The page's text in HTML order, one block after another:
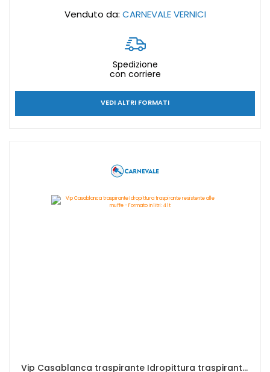
Venduto da: CARNEVALE VERNICI
Spedizione
con corriere
VEDI ALTRI FORMATI
Vip Casablanca traspirante Idropittura traspirante resistente alle muffe - Formato in litri: 4 lt